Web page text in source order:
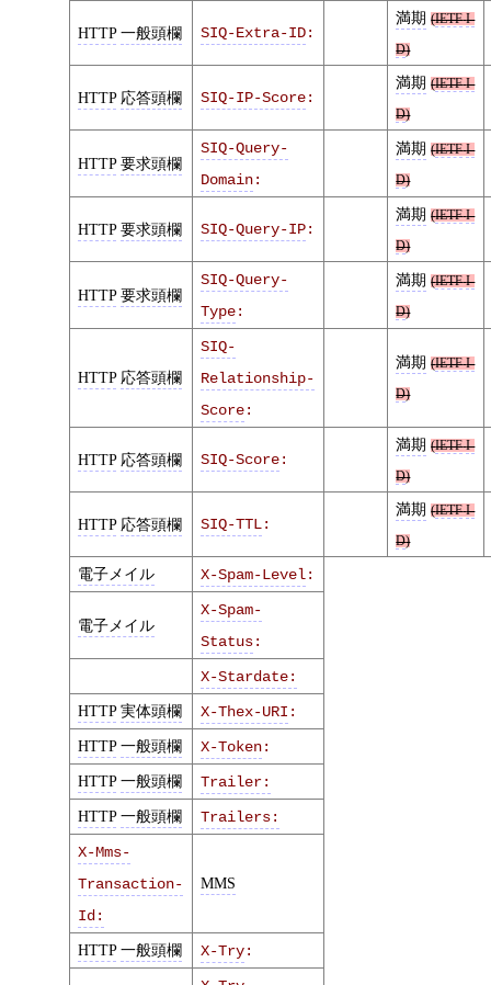
HTTP 一般頭欄 SIQ-Extra-ID:
満期 (IETF I-
D)
HTTP 応答頭欄 SIQ-IP-Score:
満期 (IETF I-
D)
HTTP 要求頭欄
SIQ-Query-
Domain:
満期 (IETF I-
D)
HTTP 要求頭欄 SIQ-Query-IP:
満期 (IETF I-
D)
HTTP 要求頭欄
SIQ-Query-
Type:
満期 (IETF I-
D)
HTTP 応答頭欄
SIQ-
Relationship-
Score:
満期 (IETF I-
D)
HTTP 応答頭欄 SIQ-Score:
満期 (IETF I-
D)
HTTP 応答頭欄 SIQ-TTL:
満期 (IETF I-
D)
電子メイル X-Spam-Level:
電子メイル
X-Spam-
Status:
X-Stardate:
HTTP 実体頭欄 X-Thex-URI :
HTTP 一般頭欄 X-Token:
HTTP 一般頭欄
Trailer:
HTTP 一般頭欄
Trailers:
X-Mms-
Transaction-
Id:
MMS
HTTP 一般頭欄 X-Try: